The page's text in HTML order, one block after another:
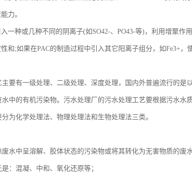
力。
一种或几种不同的阴离子(如SO42-、PO43-等)，利用增聚作
和;如果在PAC的制造过程中引入其它阳离子组分，如Fe3+，
要有一级处理、二级处理、深度处理，国内外普遍流行的是
中的有机污染物。污水处理厂的污水处理工艺要根据污水水
为化学处理法、物理处理法和生物处理法三类。
水中呈溶解、胶体状态的污染物或将其转化为无害物质的废
：混凝、中和、氧化还原等；